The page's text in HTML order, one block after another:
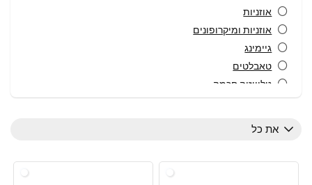
אוזניות
אוזניות ומיקרופונים
גיימינג
טאבלטים
טלוויזיה חכמה
את כל